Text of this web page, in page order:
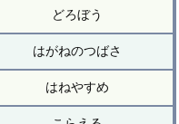
どろぼう
はがねのつばさ
はねやすめ